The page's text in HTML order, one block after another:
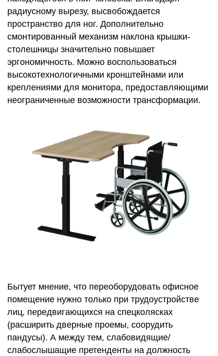
радиусному вырезу, высвобождается
пространство для ног. Дополнительно
смонтированный механизм наклона крышки-
столешницы значительно повышает
эргономичность. Можно воспользоваться
высокотехнологичными кронштейнами или
креплениями для монитора, предоставляющими
неограниченные возможности трансформации.
Бытует мнение, что переоборудовать офисное
помещение нужно только при трудоустройстве
лиц, передвигающихся на спецколясках
(расширить дверные проемы, соорудить
пандусы). А между тем, слабовидящие/
слабослышащие претенденты на должность